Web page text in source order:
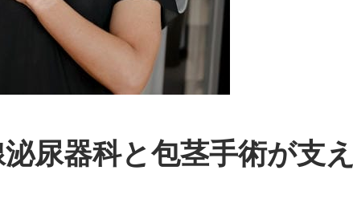
尿器科と包茎手術が支え